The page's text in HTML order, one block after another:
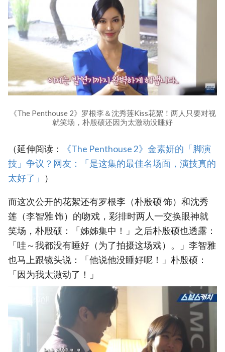
《The Penthouse 2》罗根李＆沈秀莲Kiss花絮！两人只要对视
就笑场，朴殷硕还因为太激动没睡好
（延伸阅读：
《The Penthouse 2》金素妍的「脚演
技」争议？网友：「是这集的最佳名场面，演技真的
太好了」
）
而这次公开的花絮还有罗根李（朴殷硕 饰）和沈秀
莲（李智雅 饰）的吻戏，彩排时两人一交换眼神就
笑场，朴殷硕：「姊姊集中！」之后朴殷硕也透露：
「哇～我都没有睡好（为了拍摄这场戏）。」李智雅
也马上跟镜头说：「他说他没睡好呢！」朴殷硕：
「因为我太激动了！」